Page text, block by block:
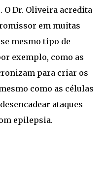
O Dr. Oliveira acredita
em muitas
mesmo tipo de
exemplo, como as
para criar os
como as células
ataques
epilepsia.